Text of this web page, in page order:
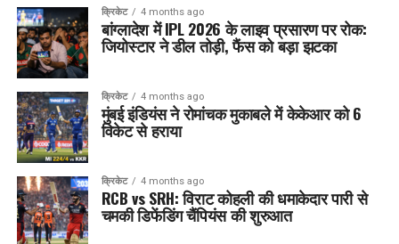
क्रिकेट 4 months ago
बांग्लादेश में IPL 2026 के लाइव प्रसारण पर रोक:
जियोस्टार ने डील तोड़ी, फैंस को बड़ा झटका
क्रिकेट 4 months ago
मुंबई इंडियंस ने रोमांचक मुकाबले में केकेआर को 6
विकेट से हराया
क्रिकेट 4 months ago
RCB vs SRH: विराट कोहली की धमाकेदार पारी से
चमकी डिफेंडिंग चैंपियंस की शुरुआत